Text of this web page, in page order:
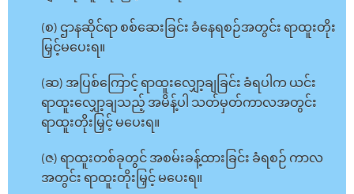
(စ) ဌာနဆိုင်ရာ စစ်ဆေးခြင်း ခံနေရစဉ်အတွင်း ရာထူးတိုး
မြှင့်မပေးရ။
(ဆ) အပြစ်ကြောင့် ရာထူးလျှော့ချခြင်း ခံရပါက ယင်း
ရာထူးလျှော့ချသည့် အမိန့်ပါ သတ်မှတ်ကာလအတွင်း
ရာထူးတိုးမြှင့် မပေးရ။
(ဇ) ရာထူးတစ်ခုတွင် အစမ်းခန့်ထားခြင်း ခံရစဉ် ကာလ
အတွင်း ရာထူးတိုးမြှင့် မပေးရ။